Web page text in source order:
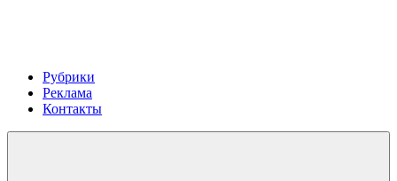
Рубрики
Реклама
Контакты